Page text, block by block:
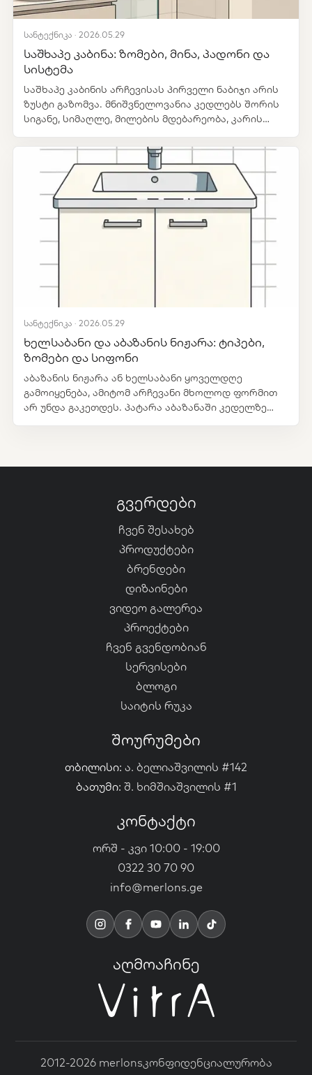
სანტექნიკა · 2026.05.29
საშხაპე კაბინა: ზომები, მინა, პადონი და
სისტემა
საშხაპე კაბინის არჩევისას პირველი ნაბიჯი არის
ზუსტი გაზომვა. მნიშვნელოვანია კედლებს შორის
სიგანე, სიმაღლე, მილების მდებარეობა, კარის
ხელსაბანი ან სარეცხი მანქანა.
სანტექნიკა · 2026.05.29
ხელსაბანი და აბაზანის ნიჟარა: ტიპები,
ზომები და სიფონი
აბაზანის ნიჟარა ან ხელსაბანი ყოველდღე
გამოიყენება, ამიტომ არჩევანი მხოლოდ ფორმით
არ უნდა გაკეთდეს. პატარა აბაზანაში კედელზე
გვერდები
ჩვენ შესახებ
პროდუქტები
ბრენდები
დიზაინები
ვიდეო გალერეა
პროექტები
ჩვენ გვენდობიან
სერვისები
ბლოგი
საიტის რუკა
შოურუმები
თბილისი: ა. ბელიაშვილის #142
ბათუმი: შ. ხიმშიაშვილის #1
კონტაქტი
ორშ - კვი 10:00 - 19:00
0322 30 70 90
info@merlons.ge
აღმოაჩინე
2012-2026 merlonsკონფიდენციალურობა